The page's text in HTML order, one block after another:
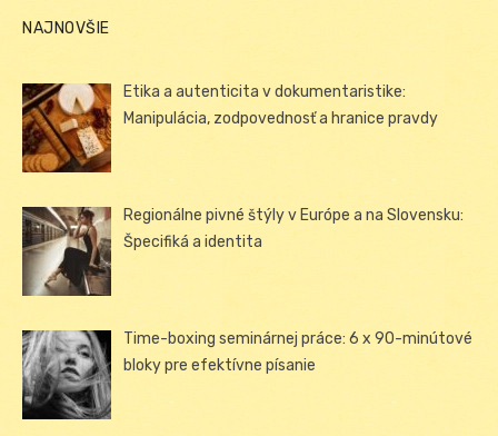
NAJNOVŠIE
Etika a autenticita v dokumentaristike:
Manipulácia, zodpovednosť a hranice pravdy
Regionálne pivné štýly v Európe a na Slovensku:
Špecifiká a identita
Time-boxing seminárnej práce: 6 x 90-minútové
bloky pre efektívne písanie